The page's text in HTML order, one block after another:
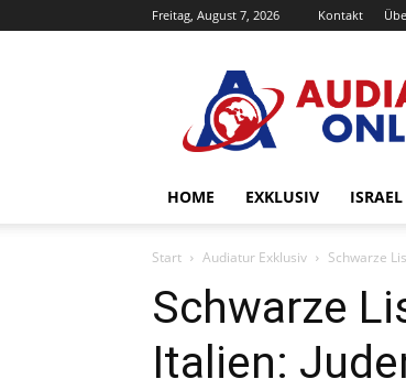
Freitag, August 7, 2026 Kontakt
Online
HOME EXKLUSIV
Start Audiatur Exklusiv Schwarze
Schwarze
Italien: